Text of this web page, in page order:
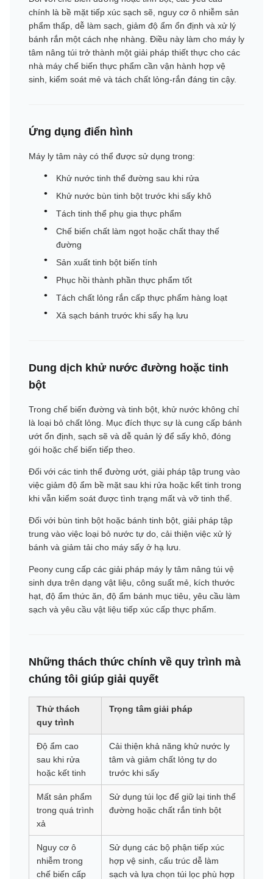
chính là bề mặt tiếp xúc sạch sẽ, nguy cơ ô nhiễm sản
phẩm thấp, dễ làm sạch, giảm độ ẩm ổn định và xử lý
bánh rắn một cách nhẹ nhàng. Điều này làm cho máy ly
tâm nâng túi trở thành một giải pháp thiết thực cho các
nhà máy chế biến thực phẩm cần vận hành hợp vệ
sinh, kiểm soát mẻ và tách chất lỏng-rắn đáng tin cậy.
Ứng dụng điển hình
Máy ly tâm này có thể được sử dụng trong:
Khử nước tinh thể đường sau khi rửa
Khử nước bùn tinh bột trước khi sấy khô
Tách tinh thể phụ gia thực phẩm
Chế biến chất làm ngọt hoặc chất thay thế
đường
Sản xuất tinh bột biến tính
Phục hồi thành phần thực phẩm tốt
Tách chất lỏng rắn cấp thực phẩm hàng loạt
Xả sạch bánh trước khi sấy hạ lưu
Dung dịch khử nước đường hoặc tinh
bột
Trong chế biến đường và tinh bột, khử nước không chỉ
là loại bỏ chất lỏng. Mục đích thực sự là cung cấp bánh
ướt ổn định, sạch sẽ và dễ quản lý để sấy khô, đóng
gói hoặc chế biến tiếp theo.
Đối với các tinh thể đường ướt, giải pháp tập trung vào
việc giảm độ ẩm bề mặt sau khi rửa hoặc kết tinh trong
khi vẫn kiểm soát được tình trạng mất và vỡ tinh thể.
Đối với bùn tinh bột hoặc bánh tinh bột, giải pháp tập
trung vào việc loại bỏ nước tự do, cải thiện việc xử lý
bánh và giảm tải cho máy sấy ở hạ lưu.
Peony cung cấp các giải pháp máy ly tâm nâng túi vệ
sinh dựa trên dạng vật liệu, công suất mẻ, kích thước
hạt, độ ẩm thức ăn, độ ẩm bánh mục tiêu, yêu cầu làm
sạch và yêu cầu vật liệu tiếp xúc cấp thực phẩm.
Những thách thức chính về quy trình mà
chúng tôi giúp giải quyết
Thử thách
quy trình
Trọng tâm giải pháp
Độ ẩm cao
sau khi rửa
hoặc kết tinh
Cải thiện khả năng khử nước ly
tâm và giảm chất lỏng tự do
trước khi sấy
Mất sản phẩm
trong quá trình
xả
Sử dụng túi lọc để giữ lại tinh thể
đường hoặc chất rắn tinh bột
Nguy cơ ô
nhiễm trong
chế biến cấp
Sử dụng các bộ phận tiếp xúc
hợp vệ sinh, cấu trúc dễ làm
sạch và lựa chọn túi lọc phù hợp